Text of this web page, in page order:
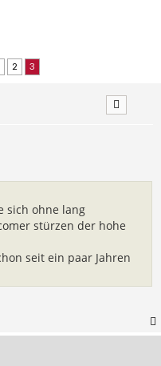
2 3
sich ohne lang
stürzen der hohe
seit ein paar Jahren